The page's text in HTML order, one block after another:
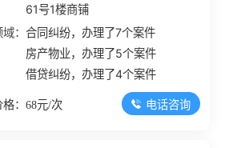
61号1楼商铺
域：合同纠纷，办理了7个案件
房产物业，办理了5个案件
借贷纠纷，办理了4个案件
格：68元/次 电话咨询